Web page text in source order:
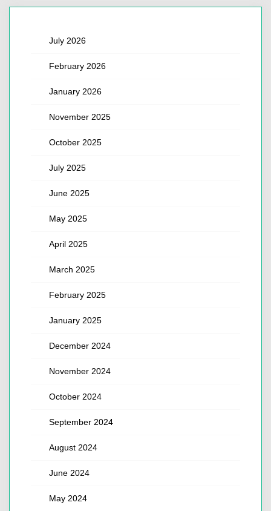
July 2026
February 2026
January 2026
November 2025
October 2025
July 2025
June 2025
May 2025
April 2025
March 2025
February 2025
January 2025
December 2024
November 2024
October 2024
September 2024
August 2024
June 2024
May 2024